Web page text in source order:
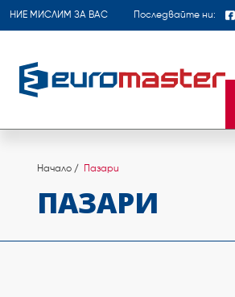
НИЕ МИСЛИМ ЗА ВАС Последвайте ни:
Начало Пазари
ПАЗАРИ